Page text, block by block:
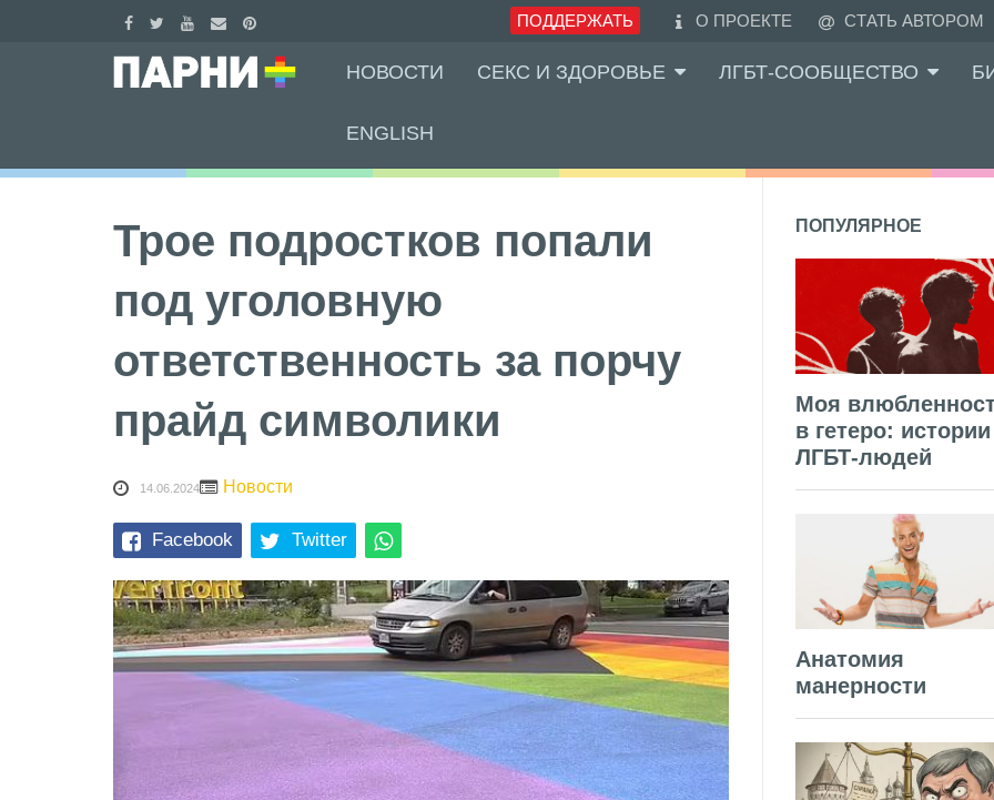
ПОДДЕРЖАТЬ О ПРОЕКТЕ СТАТЬ АВТОРОМ
НОВОСТИ СЕКС И ЗДОРОВЬЕ ЛГБТ-СООБЩЕСТВО
ENGLISH
Трое подростков попали
под уголовную
ответственность за порчу
прайд символики
14.06.2024 Новости
Facebook Twitter
ПОПУЛЯРНОЕ
Моя
в гетеро: истории
ЛГБТ-людей
Анатомия
манерности